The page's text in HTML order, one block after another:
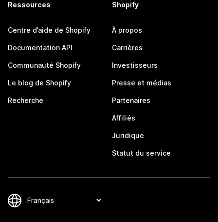
Ressources
Centre d’aide de Shopify
Documentation API
Communauté Shopify
Le blog de Shopify
Recherche
Shopify
À propos
Carrières
Investisseurs
Presse et médias
Partenaires
Affiliés
Juridique
Statut du service